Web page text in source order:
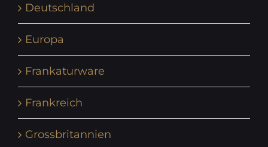
Deutschland
Europa
Frankaturware
Frankreich
Grossbritannien